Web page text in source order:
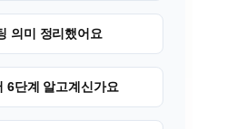
의미 정리했어요
6단계 알고계신가요